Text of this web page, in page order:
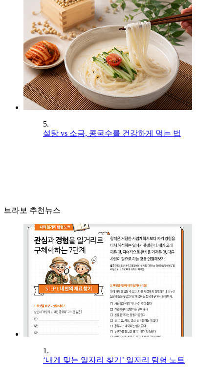
5.
설탕 vs 소금, 콩국수를 건강하게 먹는 법
브라보 추천뉴스
1.
‘내게 맞는 일자리 찾기’ 일자리 탐험 노트